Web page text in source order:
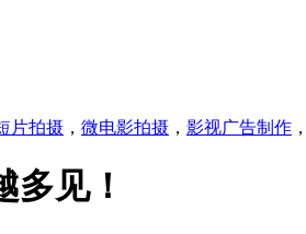
片拍摄 ， 微电影拍摄 ， 影视广告制作 ，
见！